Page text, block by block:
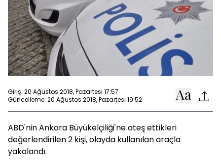
Giriş: 20 Ağustos 2018, Pazartesi 17:57
Güncelleme: 20 Ağustos 2018, Pazartesi 19:52
ABD'nin Ankara Büyükelçiliği'ne ateş ettikleri
değerlendirilen 2 kişi, olayda kullanılan araçla
yakalandı.